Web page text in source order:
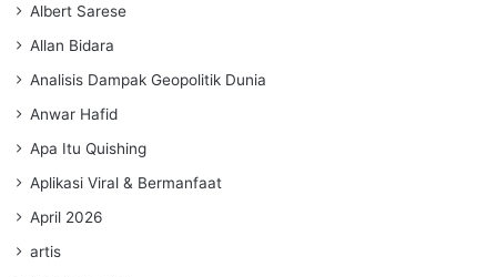
Albert Sarese
Allan Bidara
Analisis Dampak Geopolitik Dunia
Anwar Hafid
Apa Itu Quishing
Aplikasi Viral & Bermanfaat
April 2026
artis